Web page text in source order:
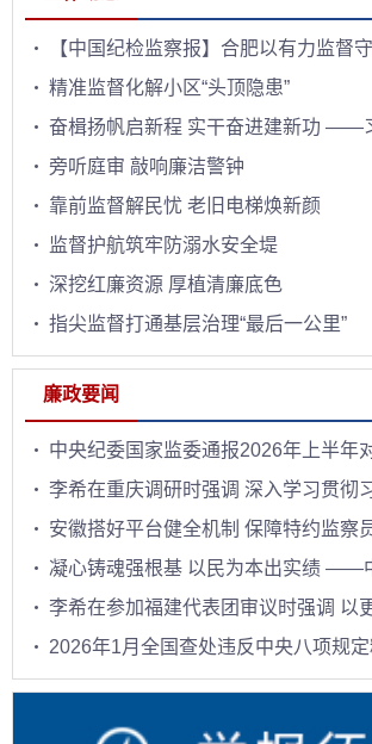
精准监督化解小区“头顶隐患”
旁听庭审 敲响廉洁警钟
靠前监督解民忧 老旧电梯焕新颜
监督护航筑牢防溺水安全堤
深挖红廉资源 厚植清廉底色
指尖监督打通基层治理“最后一公里”
廉政要闻
安徽搭好平台健全机制 保障特约监察